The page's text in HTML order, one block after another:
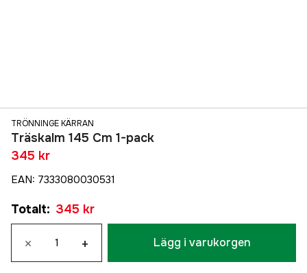
TRÖNNINGE KÄRRAN
Träskalm 145 Cm 1-pack
345 kr
EAN: 7333080030531
Totalt: 345 kr
× + Lägg i varukorgen